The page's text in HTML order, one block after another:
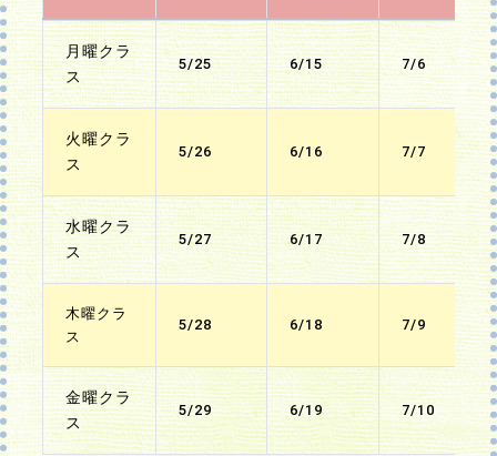
月曜クラ
ス
5/25 6/15 7/6
火曜クラ
ス
5/26 6/16 7/7
水曜クラ
ス
5/27 6/17 7/8
木曜クラ
ス
5/28 6/18 7/9
金曜クラ
ス
5/29 6/19 7/10